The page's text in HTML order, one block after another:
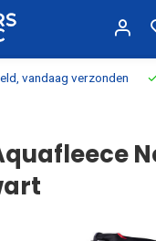
vandaag verzonden